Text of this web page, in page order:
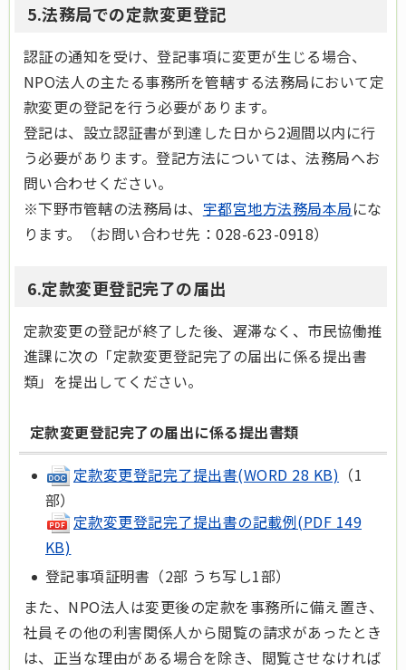
5.法務局での定款変更登記
認証の通知を受け、登記事項に変更が生じる場合、
NPO法人の主たる事務所を管轄する法務局において定
款変更の登記を行う必要があります。
登記は、設立認証書が到達した日から2週間以内に行
う必要があります。登記方法については、法務局へお
問い合わせください。
※下野市管轄の法務局は、 宇都宮地方法務局本局にな
ります。（お問い合わせ先：028-623-0918）
6.定款変更登記完了の届出
定款変更の登記が終了した後、遅滞なく、市民協働推
進課に次の「定款変更登記完了の届出に係る提出書
類」を提出してください。
定款変更登記完了の届出に係る提出書類
定款変更登記完了提出書(WORD 28 KB) （1
部）
定款変更登記完了提出書の記載例(PDF 149
KB)
登記事項証明書（2部 うち写し1部）
また、NPO法人は変更後の定款を事務所に備え置き、
社員その他の利害関係人から閲覧の請求があったとき
は、正当な理由がある場合を除き、閲覧させなければ